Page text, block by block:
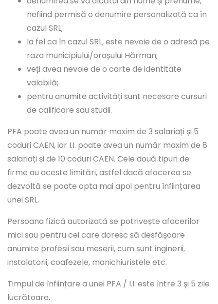
nefiind permisă o denumire personalizată ca în
cazul SRL;
la fel ca în cazul SRL, este nevoie de o adresă pe
raza municipiului/orașului Hărman;
veți avea nevoie de o carte de identitate
valabilă;
pentru anumite activități sunt necesare cursuri
de calificare sau studii.
PFA poate avea un număr maxim de 3 salariați și 5
coduri CAEN, iar I.I. poate avea un număr maxim de 8
salariați și de 10 coduri CAEN. Cele două tipuri de
firme au aceste limitări, astfel dacă afacerea se
dezvoltă se poate opta mai apoi pentru înființarea
unei SRL.
Persoana fizică autorizată se potrivește afacerilor
mici sau pentru cei care doresc să desfășoare
anumite profesii sau meserii, cum sunt inginerii,
instalatorii, coafezele, manichiuristele etc.
Timpul de înființare a unei PFA / I.I. este între 3 și 5 zile
lucrătoare.